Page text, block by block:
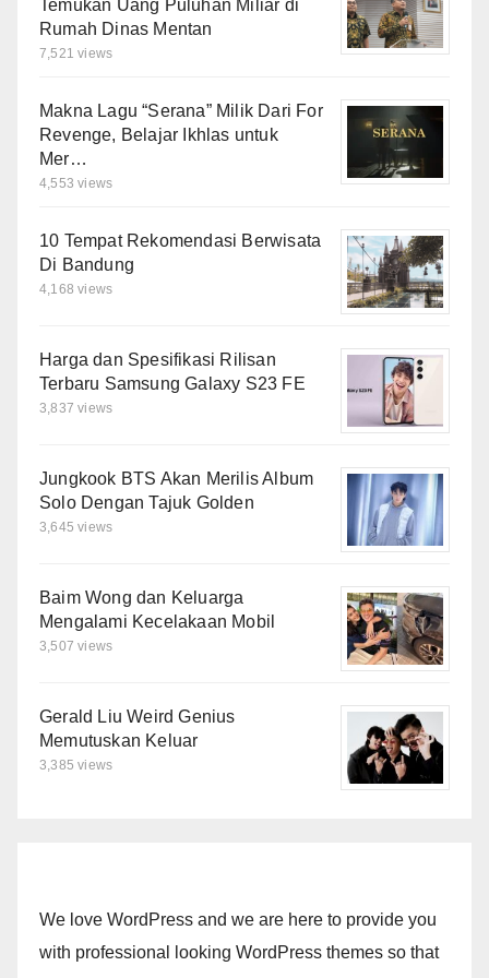
Temukan Uang Puluhan Miliar di
Rumah Dinas Mentan
7,521 views
Makna Lagu “Serana” Milik Dari For
Revenge, Belajar Ikhlas untuk
Mer…
4,553 views
10 Tempat Rekomendasi Berwisata
Di Bandung
4,168 views
Harga dan Spesifikasi Rilisan
Terbaru Samsung Galaxy S23 FE
3,837 views
Jungkook BTS Akan Merilis Album
Solo Dengan Tajuk Golden
3,645 views
Baim Wong dan Keluarga
Mengalami Kecelakaan Mobil
3,507 views
Gerald Liu Weird Genius
Memutuskan Keluar
3,385 views
We love WordPress and we are here to provide you
with professional looking WordPress themes so that